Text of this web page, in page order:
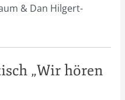
& Dan Hilgert-
„Wir hören